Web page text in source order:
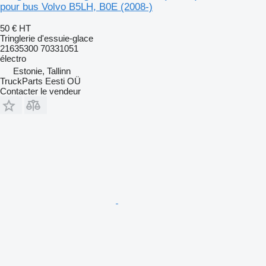
pour bus Volvo B5LH, B0E (2008-)
50 € HT
Tringlerie d'essuie-glace
21635300 70331051
électro
Estonie, Tallinn
TruckParts Eesti OÜ
Contacter le vendeur